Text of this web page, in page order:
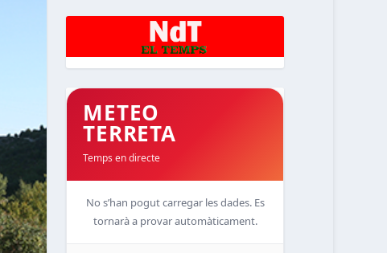
METEO
TERRETA
Temps en directe
No s’han pogut carregar les dades. Es
tornarà a provar automàticament.